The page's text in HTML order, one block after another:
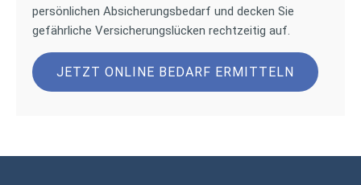
persönlichen Absicherungsbedarf und decken Sie
gefährliche Versicherungslücken rechtzeitig auf.
JETZT ONLINE BEDARF ERMITTELN